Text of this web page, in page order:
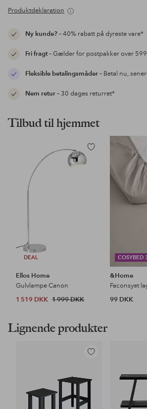
Produktdeklaration
Ny kunde?– 40% rabatt på dyreste vare*
Fri fragt– Gælder for postpakker over
Fleksible betalingsmåder– Betal nu,
Nem retur– 30 dages returret*
Tilbud til hjemmet
DEAL
Tilføj
til
Ellos Home
Gulvlampe Canon
1 519 DKK 1 999 DKK
COSYBED
&Home
99 DKK
Lignende produkter
Tilføj